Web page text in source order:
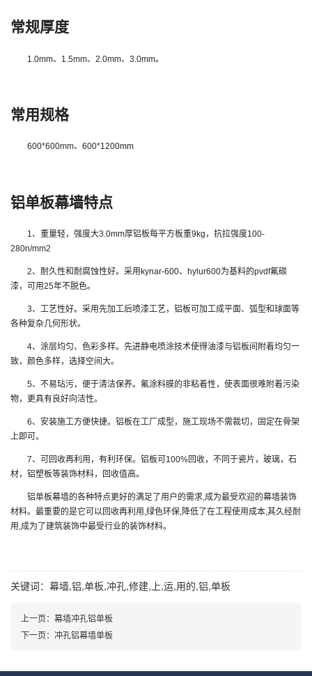
常规厚度
1.0mm、1.5mm、2.0mm、3.0mm。
常用规格
600*600mm、600*1200mm
铝单板幕墙特点
1、重量轻，强度大3.0mm厚铝板每平方板重9kg，抗拉强度100-
280n/mm2
2、耐久性和耐腐蚀性好。采用kynar-600、hylur600为基料的pvdf氟碳
漆，可用25年不脱色。
3、工艺性好。采用先加工后喷漆工艺，铝板可加工成平面、弧型和球面等
各种复杂几何形状。
4、涂层均匀、色彩多样。先进静电喷涂技术使得油漆与铝板间附着均匀一
致，颜色多样，选择空间大。
5、不易玷污，便于清洁保养。氟涂料膜的非粘着性，使表面很难附着污染
物，更具有良好向洁性。
6、安装施工方便快捷。铝板在工厂成型，施工现场不需裁切，固定在骨架
上即可。
7、可回收再利用，有利环保。铝板可100%回收，不同于瓷片，玻璃，石
材，铝塑板等装饰材料，回收值高。
铝单板幕墙的各种特点更好的满足了用户的需求,成为最受欢迎的幕墙装饰
材料。最重要的是它可以回收再利用,绿色环保,降低了在工程使用成本,其久经耐
用,成为了建筑装饰中最受行业的装饰材料。
关键词：幕墙,铝,单板,冲孔,修建,上,运,用的,铝,单板
上一页： 幕墙冲孔铝单板
下一页： 冲孔铝幕墙单板